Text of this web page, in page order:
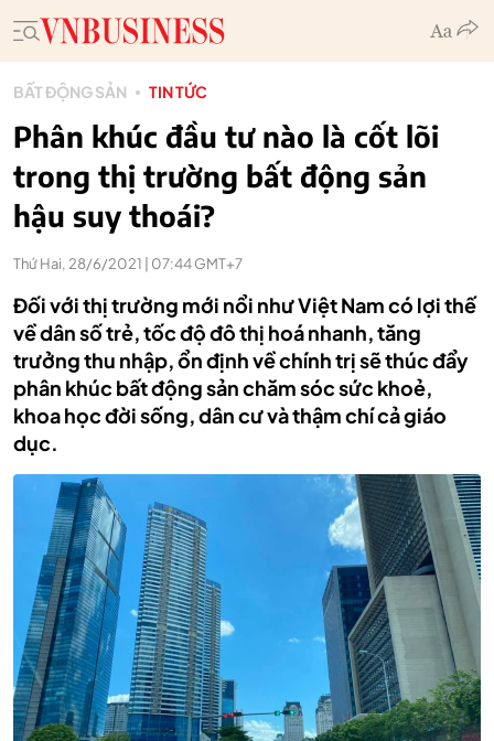
BẤT ĐỘNG SẢN TIN TỨC
Phân khúc đầu tư nào là cốt lõi
trong thị trường bất động sản
hậu suy thoái?
Thứ Hai, 28/6/2021 | 07:44 GMT+7
Đối với thị trường mới nổi như Việt Nam có lợi thế
về dân số trẻ, tốc độ đô thị hoá nhanh, tăng
trưởng thu nhập, ổn định về chính trị sẽ thúc đẩy
phân khúc bất động sản chăm sóc sức khoẻ,
khoa học đời sống, dân cư và thậm chí cả giáo
dục.